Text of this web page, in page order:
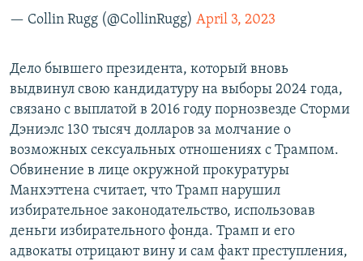
— Collin Rugg (@CollinRugg) April 3, 2023
Дело бывшего президента, который вновь
выдвинул свою кандидатуру на выборы 2024 года,
связано с выплатой в 2016 году порнозвезде Сторми
Дэниэлс 130 тысяч долларов за молчание о
возможных сексуальных отношениях с Трампом.
Обвинение в лице окружной прокуратуры
Манхэттена считает, что Трамп нарушил
избирательное законодательство, использовав
деньги избирательного фонда. Трамп и его
адвокаты отрицают вину и сам факт преступления,